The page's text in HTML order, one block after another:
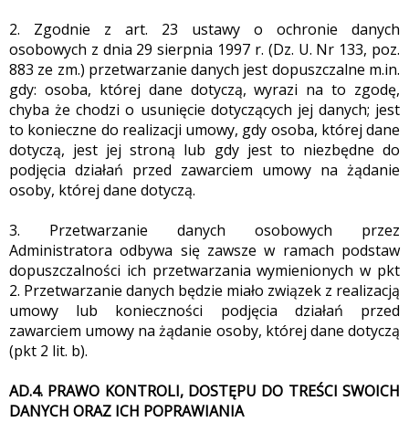
2. Zgodnie z art. 23 ustawy o ochronie danych
osobowych z dnia 29 sierpnia 1997 r. (Dz. U. Nr 133, poz.
883 ze zm.) przetwarzanie danych jest dopuszczalne m.in.
gdy: osoba, której dane dotyczą, wyrazi na to zgodę,
chyba że chodzi o usunięcie dotyczących jej danych; jest
to konieczne do realizacji umowy, gdy osoba, której dane
dotyczą, jest jej stroną lub gdy jest to niezbędne do
podjęcia działań przed zawarciem umowy na żądanie
osoby, której dane dotyczą.
3. Przetwarzanie danych osobowych przez
Administratora odbywa się zawsze w ramach podstaw
dopuszczalności ich przetwarzania wymienionych w pkt
2. Przetwarzanie danych będzie miało związek z realizacją
umowy lub konieczności podjęcia działań przed
zawarciem umowy na żądanie osoby, której dane dotyczą
(pkt 2 lit. b).
AD.4. PRAWO KONTROLI, DOSTĘPU DO TREŚCI SWOICH
DANYCH ORAZ ICH POPRAWIANIA